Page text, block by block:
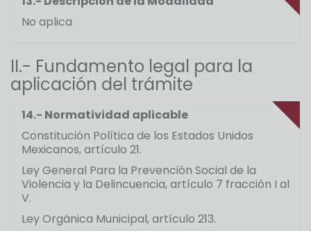
No aplica
II.- Fundamento legal para la
aplicación del trámite
14.- Normatividad aplicable
Constitución Política de los Estados Unidos
Mexicanos, artículo 21.
Ley General Para la Prevención Social de la
Violencia y la Delincuencia, artículo 7 fracción I al
V.
Ley Orgánica Municipal, artículo 213.